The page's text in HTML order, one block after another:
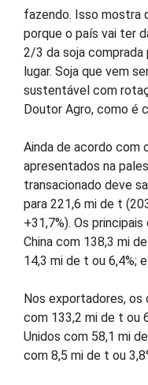
fazendo. Isso mostra
porque o país vai ter
2/3 da soja comprada
lugar. Soja que vem
sustentável com
Doutor Agro, como é
Ainda de acordo com
apresentados na
transacionado deve
para 221,6 mi de t
+31,7%). Os
China com 138,3 mi
14,3 mi de t ou 6,4%;
Nos exportadores, os
com 133,2 mi de t ou
Unidos com 58,1 mi
com 8,5 mi de t ou